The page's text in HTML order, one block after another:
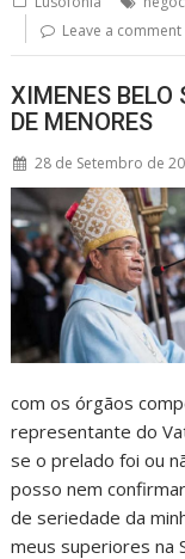
Leave a comment
XIMENES BELO
DE MENORES
28 de Setembro de
com os órgãos
representante do
se o prelado foi ou
posso nem
de seriedade da
meus superiores na